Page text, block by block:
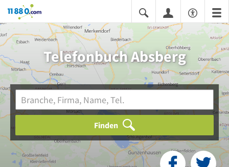
11880.com
Telefonbuch Absberg
Finden